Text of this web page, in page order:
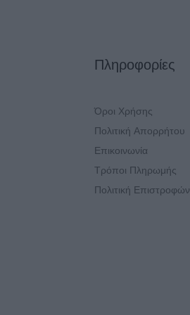
Πληροφορίες
Όροι Χρήσης
Πολιτική Απορρήτου
Επικοινωνία
Τρόποι Πληρωμής
Πολιτική Επιστροφών